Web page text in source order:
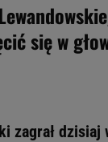
się w
zagrał dzisiaj